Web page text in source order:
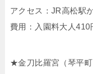
アクセス：JR高松駅
費用：入園料大人410
★金刀比羅宮（琴平町